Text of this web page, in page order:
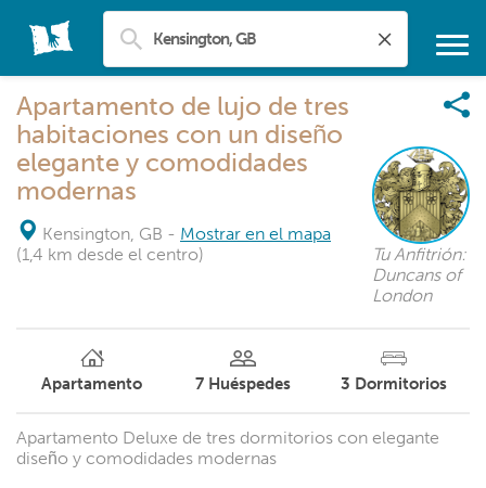
Apartamento de lujo de tres
habitaciones con un diseño
elegante y comodidades
modernas
Kensington, GB - Mostrar en el mapa
(1,4 km desde el centro)
Tu Anfitrión:
Duncans of
London
Apartamento 7 Huéspedes 3 Dormitorios
Apartamento Deluxe de tres dormitorios con elegante
diseño y comodidades modernas